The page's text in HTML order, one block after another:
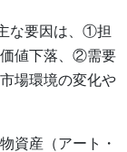
な要因は、①担
値下落、②需要
場環境の変化や
資産（アート・